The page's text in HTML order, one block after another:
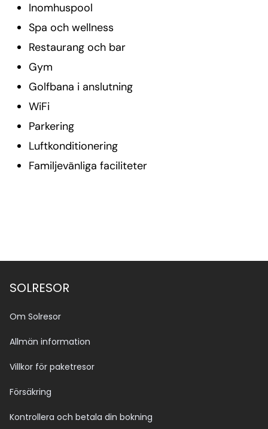
Inomhuspool
Spa och wellness
Restaurang och bar
Gym
Golfbana i anslutning
WiFi
Parkering
Luftkonditionering
Familjevänliga faciliteter
SOLRESOR
Om Solresor
Allmän information
Villkor för paketresor
Försäkring
Kontrollera och betala din bokning